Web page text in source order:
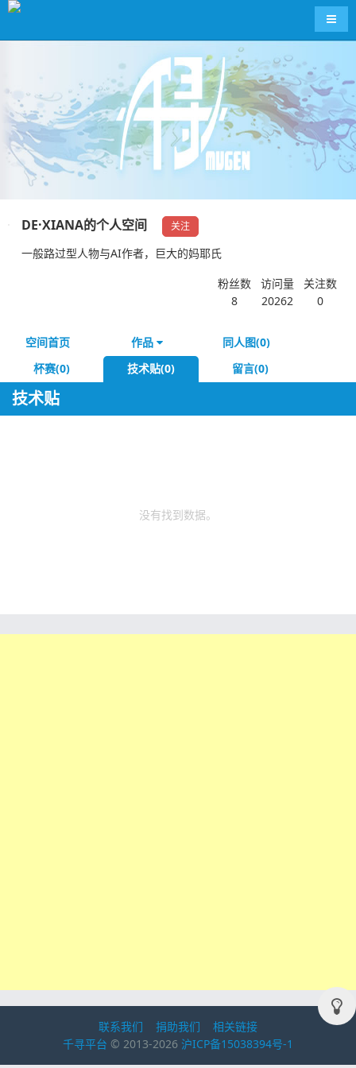
导航
DE·XIANA的个人空间 关注
一般路过型人物与AI作者，巨大的妈耶氏
粉丝数
8
访问量
20262
关注数
0
空间首页 作品
同人图(0)
杯赛(0)
技术贴(0) 留言(0)
技术贴
没有找到数据。
联系我们 捐助我们
相关链接
千寻平台 © 2013-2026 沪ICP备15038394号-1